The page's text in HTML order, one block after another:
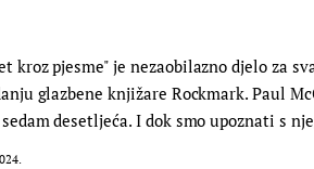
kroz pjesme" je nezaobilazno djelo za
glazbene knjižare Rockmark. Paul
desetljeća. I dok smo upoznati s